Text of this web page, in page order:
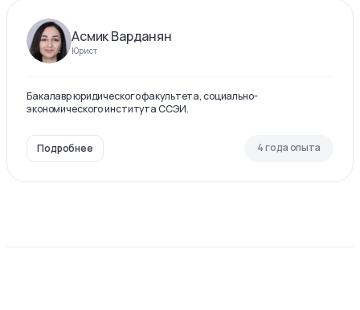
Асмик Варданян
Юрист
Бакалавр юридического факультета, социально-
экономического института ССЭИ.
Подробнее 4 года опыта